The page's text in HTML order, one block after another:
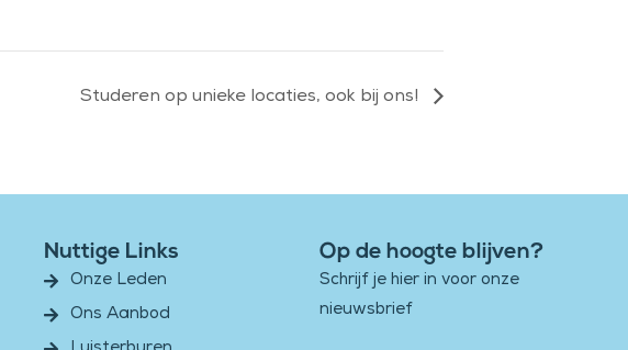
Studeren op unieke locaties, ook bij ons!
Nuttige Links
Onze Leden
Ons Aanbod
Op de hoogte blijven?
Schrijf je hier in voor onze
nieuwsbrief